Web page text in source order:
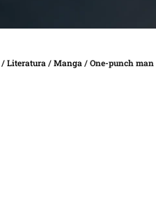
/Literatura/Manga/One-punch man